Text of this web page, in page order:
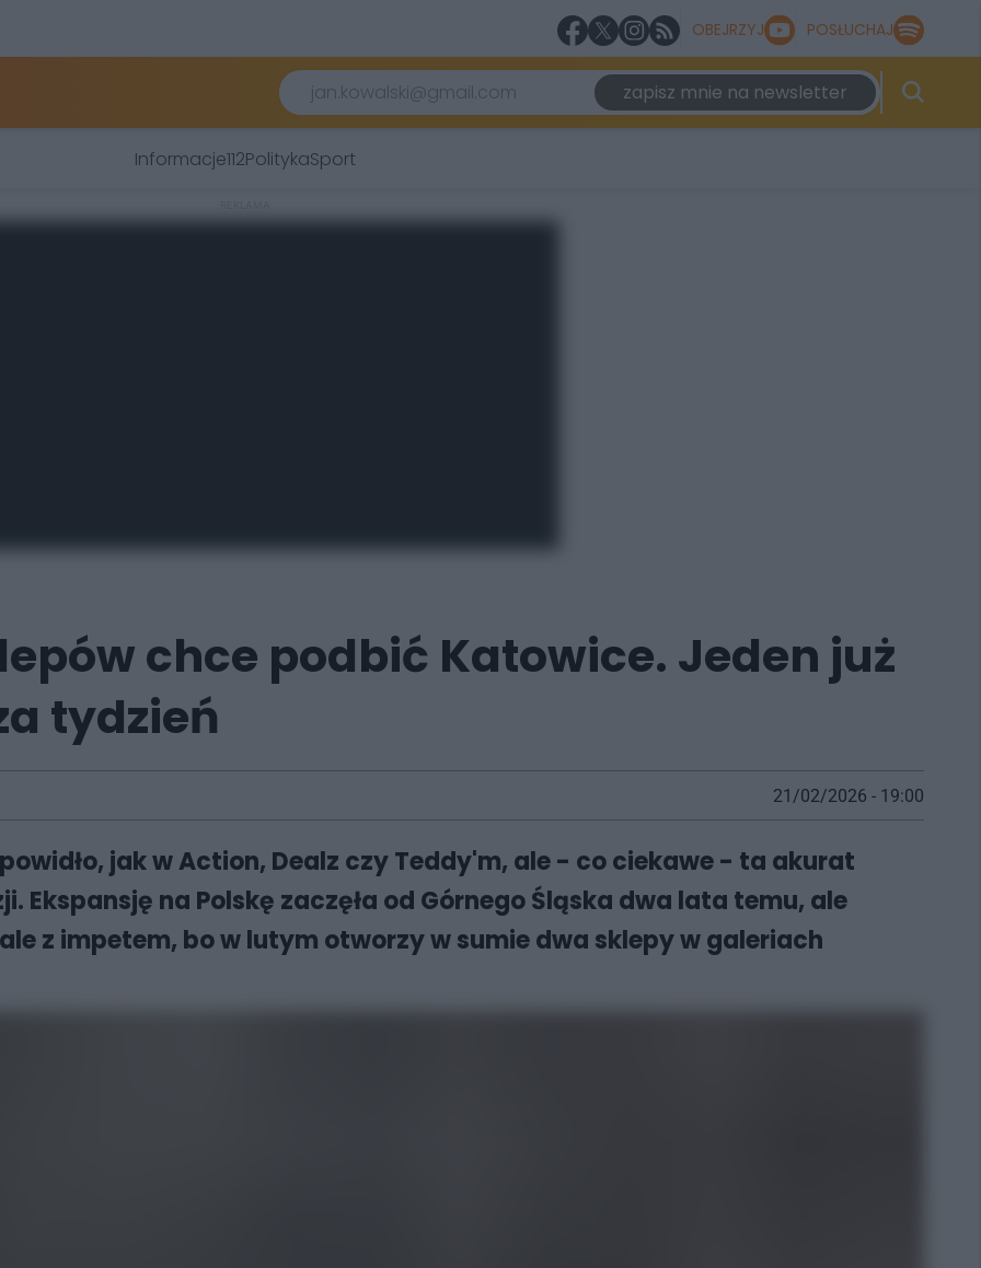
OBEJRZYJ POSŁUCHAJ
zapisz mnie na newsletter
Informacje112PolitykaSport
chce podbić Katowice. Jeden już
tydzień
21/02/2026 - 19:00
jak w Action, Dealz czy Teddy'm, ale - co ciekawe - ta akurat
Ekspansję na Polskę zaczęła od Górnego Śląska dwa lata temu, ale
z impetem, bo w lutym otworzy w sumie dwa sklepy w galeriach